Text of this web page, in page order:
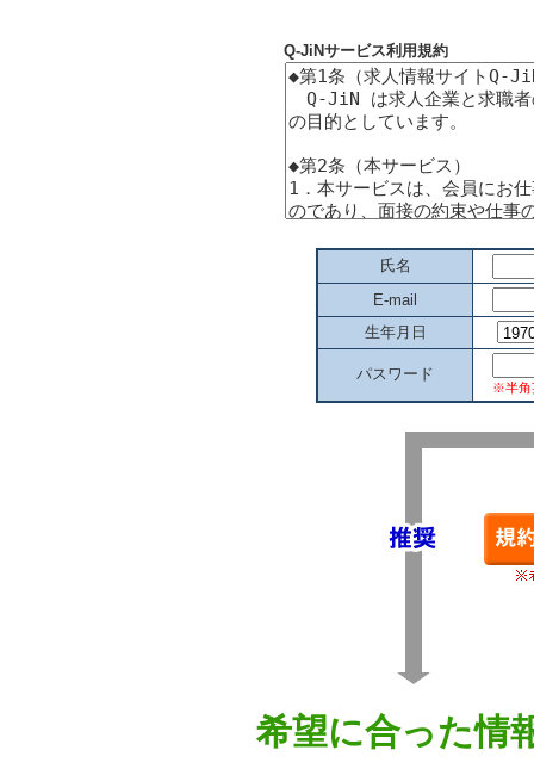
Q-JiNサービス利用規約
氏名
E-mail
生年月日
パスワード
※半角
希望に合った情